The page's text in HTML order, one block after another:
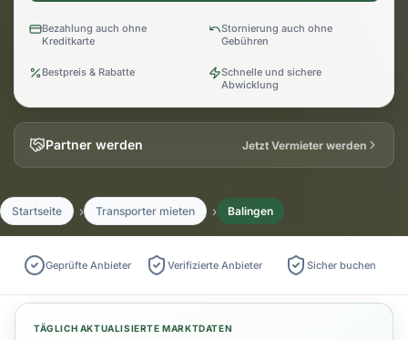
Bezahlung auch ohne
Kreditkarte
Stornierung auch ohne
Gebühren
Bestpreis & Rabatte
Schnelle und sichere
Abwicklung
Partner werden Jetzt Vermieter werden
Startseite Transporter mieten Balingen
Geprüfte Anbieter Verifizierte Anbieter Sicher buchen
TÄGLICH AKTUALISIERTE MARKTDATEN